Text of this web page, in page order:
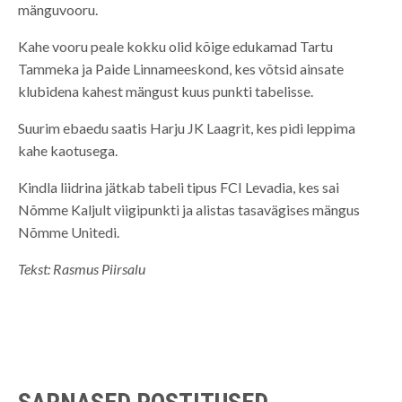
mänguvooru.
Kahe vooru peale kokku olid kõige edukamad Tartu
Tammeka ja Paide Linnameeskond, kes võtsid ainsate
klubidena kahest mängust kuus punkti tabelisse.
Suurim ebaedu saatis Harju JK Laagrit, kes pidi leppima
kahe kaotusega.
Kindla liidrina jätkab tabeli tipus FCI Levadia, kes sai
Nõmme Kaljult viigipunkti ja alistas tasavägises mängus
Nõmme Unitedi.
Tekst: Rasmus Piirsalu